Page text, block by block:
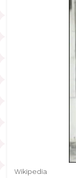
Wikipedia